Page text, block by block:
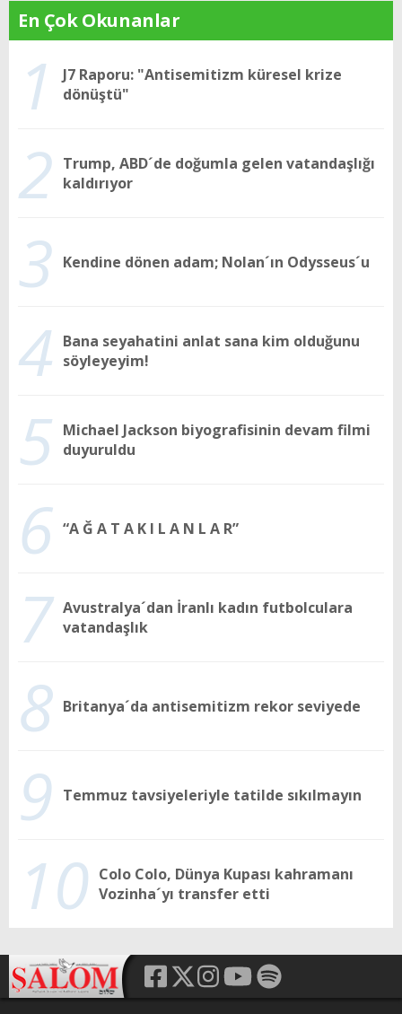
En Çok Okunanlar
1
J7 Raporu: "Antisemitizm küresel krize
dönüştü"
2 Trump, ABD´de doğumla gelen vatandaşlığı
kaldırıyor
3 Kendine dönen adam; Nolan´ın Odysseus´u
4 Bana seyahatini anlat sana kim olduğunu
söyleyeyim!
5 Michael Jackson biyografisinin devam filmi
duyuruldu
6 “A Ğ A T A K I L A N L A R”
7 Avustralya´dan İranlı kadın futbolculara
vatandaşlık
8 Britanya´da antisemitizm rekor seviyede
9 Temmuz tavsiyeleriyle tatilde sıkılmayın
10 Colo Colo, Dünya Kupası kahramanı
Vozinha´yı transfer etti